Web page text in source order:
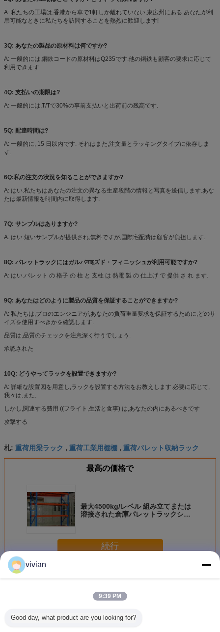
A: 私たちの工場は,香港から車で1軒しか離れていない,東広州にある.あなたが利
用可能なときに私たちを訪問することを熱烈に歓迎します!
3Q: あなたの製品の原材料は何ですか?
A: 一般的には,鋼鉄コードの原材料はQ235です.他の鋼鉄も顧客の要求に応じて
利用できます.
4Q: 支払いの期限は?
A: 一般的には,T/Tで30%の事前支払いと出荷前の残高です.
5Q: 配達時間は?
A: 一般的に, 15 日以内です. それはまた,注文量とラッキングタイプに依存しま
す.
6Q:私の注文の状況を知ることができますか?
A: はい.私たちはあなたの注文の異なる生産段階の情報と写真を送信します.あな
たは最新情報を時間内に取得します.
7Q: サンプルはありますか?
A: はい.短いサンプルが提供され,無料ですが,国際宅配費は顧客が負担します.
8Q: パレットラックにはガルバनाइズド・フィニッシュが利用可能ですか?
A: はい.パレット の 格子 の 柱 と 支柱 は 熱電 製 の 仕上げ で 提供 さ れ ます.
9Q: あなたはどのように製品の品質を保証することができますか?
A: 私たちは,プロのエンジニアが,あなたの負荷重量要求を保証するために,どのサ
イズを使用すべきかを確認します.
品質は,品質のチェックを注意深く行うでしょう.
承認された
10Q: どうやってラックを設置できますか?
A: 詳細な設置図を用意し,ラックを設置する方法をお教えします.必要に応じて,
我々は,また,
しかし,関連する費用 ((フライト,生活と食事) は,あなたの内にあるべきです
攻撃する
札: 重荷用梁ラック , 重荷工業用棚棚 , 重荷パレット収納ラック
最高の価格で
最大4500kg/レベル 組み立てまたは
溶接された倉庫パレットラックシス
続行
多く重量収納用ラック
vivian
9:39 PM
Good day, what product are you looking for?